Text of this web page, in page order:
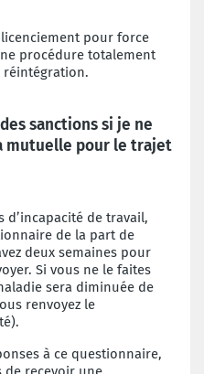
pour force
procédure totalement
sanctions si je ne
mutuelle pour le trajet
d’incapacité de travail,
de la part de
deux semaines pour
Si vous ne le faites
sera diminuée de
renvoyez le
à ce questionnaire,